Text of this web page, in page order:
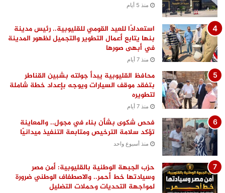
منذ 5 أيام
استعدادًا للعيد القومي للقليوبية.. رئيس مدينة
بنها يتابع أعمال التطوير والتجميل لظهور المدينة
في أبهى صورها
منذ 7 أيام
محافظ القليوبية يبدأ جولته بشبين القناطر
بتفقد موقف السيارات ويوجه بإعداد خطة شاملة
لتطويره
منذ 7 أيام
فحص شكوى بشأن بناء في مجول.. والمعاينة
تؤكد سلامة الترخيص ومتابعة التنفيذ ميدانيًا
منذ أسبوع واحد
حزب الجبهة الوطنية بالقليوبية: أمن مصر
وسيادتها خط أحمر.. والاصطفاف الوطني ضرورة
لمواجهة التحديات وحملات التضليل